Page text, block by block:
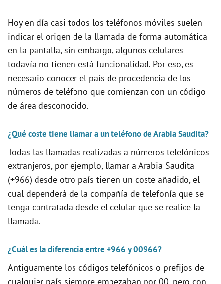
y
V
i
e
o
Hoy en día casi todos los teléfonos móviles suelen
indicar el origen de la llamada de forma automática
en la pantalla, sin embargo, algunos celulares
todavía no tienen está funcionalidad. Por eso, es
necesario conocer el país de procedencia de los
números de teléfono que comienzan con un código
de área desconocido.
¿Qué coste tiene llamar a un teléfono de Arabia Saudita?
Todas las llamadas realizadas a números telefónicos
extranjeros, por ejemplo, llamar a Arabia Saudita
(+966) desde otro país tienen un coste añadido, el
cual dependerá de la compañía de telefonía que se
tenga contratada desde el celular que se realice la
llamada.
¿Cuál es la diferencia entre +966 y 00966?
Antiguamente los códigos telefónicos o prefijos de
cualquier país siempre empezaban por 00, pero con